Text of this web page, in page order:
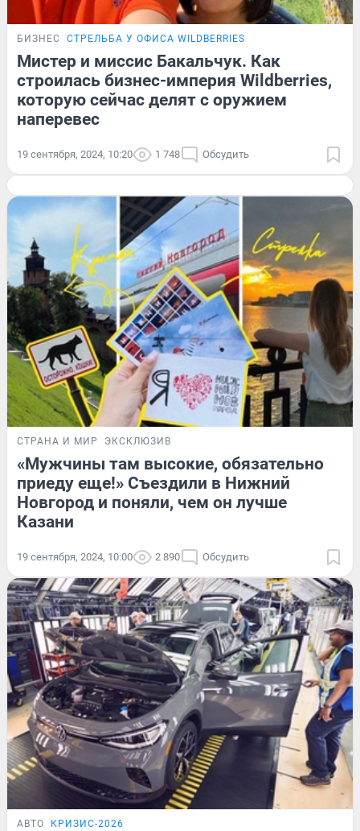
БИЗНЕС СТРЕЛЬБА У ОФИСА WILDBERRIES
Мистер и миссис Бакальчук. Как
строилась бизнес-империя Wildberries,
которую сейчас делят с оружием
наперевес
19 сентября, 2024, 10:20 1 748 Обсудить
СТРАНА И МИР ЭКСКЛЮЗИВ
«Мужчины там высокие, обязательно
приеду еще!» Съездили в Нижний
Новгород и поняли, чем он лучше
Казани
19 сентября, 2024, 10:00 2 890 Обсудить
АВТО КРИЗИС-2026